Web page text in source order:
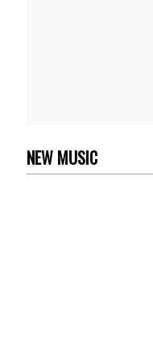
NEW MUSIC